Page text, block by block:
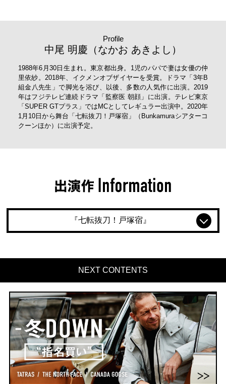
Profile
中尾 明慶（なかお あきよし）
1988年6月30日生まれ。東京都出身。1児のパパで妻は女優の仲
里依紗。2018年、イクメンオブザイヤーを受賞。ドラマ「3年B
組金八先生」で脚光を浴び、以後、多数の人気作に出演。2019
年はフジテレビ連続ドラマ「監察医 朝顔」に出演。テレビ東京
「SUPER GTプラス」ではMCとしてレギュラー出演中。2020年
1月10日から舞台「七転抜刀！戸塚宿」（Bunkamuraシアターコ
クーンほか）に出演予定。
『七転抜刀！戸塚宿』
NEXT CONTENTS